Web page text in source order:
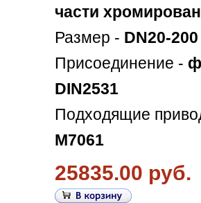
части
Размер - DN20-200
Присоединение -
DIN2531
Подходящие
M7061
25835.00 руб.